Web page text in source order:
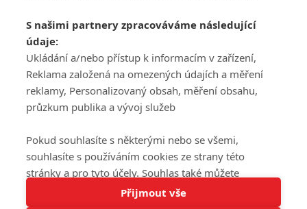
Tato stránka používá soubory cookies.
Šéfredaktorkou webu jePetr Slavík, e-mailserialy@fandimefilmu.cz
Máte-li zájem o inzerci na našem webu napište nám na e-mail
studio@koncal.com
Ochrana osobních údajů|Zásady používání cookies |Pravidla webu
Upravit nastavení soukromí
© 2016 – 2026 FandimeSerialum.cz / All rights reserved /
S našimi partnery zpracováváme následující
údaje:
Ukládání a/nebo přístup k informacím v zařízení,
Reklama založená na omezených údajích a měření
reklamy, Personalizovaný obsah, měření obsahu,
průzkum publika a vývoj služeb
Pokud souhlasíte s některými nebo se všemi,
souhlasíte s používáním cookies ze strany této
stránky a pro tyto účely. Souhlas také můžete
odmítnout, ale v takovém případě vám na stránce
nebudou k dispozici některé personalizované funkce.
Přijmout vše